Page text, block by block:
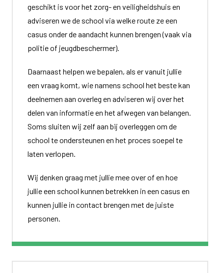
geschikt is voor het zorg- en veiligheidshuis en
adviseren we de school via welke route ze een
casus onder de aandacht kunnen brengen (vaak via
politie of jeugdbeschermer).
Daarnaast helpen we bepalen, als er vanuit jullie
een vraag komt, wie namens school het beste kan
deelnemen aan overleg en adviseren wij over het
delen van informatie en het afwegen van belangen.
Soms sluiten wij zelf aan bij overleggen om de
school te ondersteunen en het proces soepel te
laten verlopen.
Wij denken graag met jullie mee over of en hoe
jullie een school kunnen betrekken in een casus en
kunnen jullie in contact brengen met de juiste
personen.